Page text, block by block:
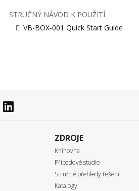
STRUČNÝ NÁVOD K POUŽITÍ
VB-BOX-001 Quick Start Guide
ZDROJE
Knihovna
Případové studie
Stručné přehledy řešení
Katalogy